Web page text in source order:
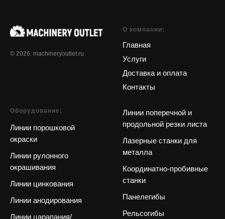
© 2026. machineryoutlet.ru
О компании:
Главная
Услуги
Доставка и оплата
Контакты
Оборудование:
Линии порошковой
окраски
Линии рулонного
окрашивания
Линии цинкования
Линии анодирования
Линии царапания/
Линии поперечной и
продольной резки листа
Лазерные станки для
металла
Координатно-пробивные
станки
Панелегибы
Рельсогибы